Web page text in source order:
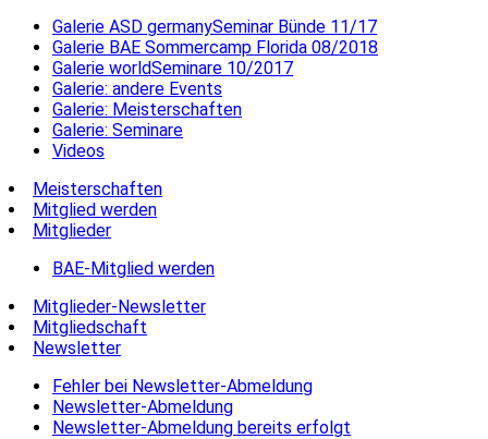
Galerie ASD germanySeminar Bünde 11/17
Galerie BAE Sommercamp Florida 08/2018
Galerie worldSeminare 10/2017
Galerie: andere Events
Galerie: Meisterschaften
Galerie: Seminare
Videos
Meisterschaften
Mitglied werden
Mitglieder
BAE-Mitglied werden
Mitglieder-Newsletter
Mitgliedschaft
Newsletter
Fehler bei Newsletter-Abmeldung
Newsletter-Abmeldung
Newsletter-Abmeldung bereits erfolgt